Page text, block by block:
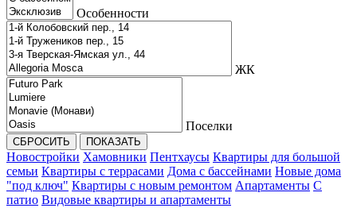
Особенности
ЖК
Поселки
СБРОСИТЬ ПОКАЗАТЬ
Новостройки Хамовники Пентхаусы Квартиры для большой
семьи Квартиры с террасами Дома с бассейнами Новые дома
"под ключ" Квартиры с новым ремонтом Апартаменты С
патио Видовые квартиры и апартаменты